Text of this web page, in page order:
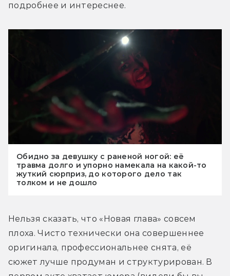
подробнее и интереснее.
Обидно за девушку с раненой ногой: её
травма долго и упорно намекала на какой-то
жуткий сюрприз, до которого дело так
толком и не дошло
Нельзя сказать, что «Новая глава» совсем
плоха. Чисто технически она совершеннее
оригинала, профессиональнее снята, её
сюжет лучше продуман и структурирован. В